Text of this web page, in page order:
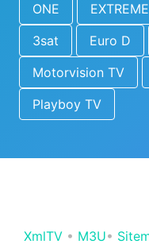
ONE
3sat
Euro D
Motorvision TV
Playboy TV
XmlTV • M3U•